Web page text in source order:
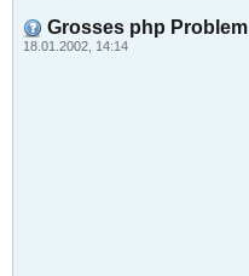
Grosses php Problem
18.01.2002, 14:14